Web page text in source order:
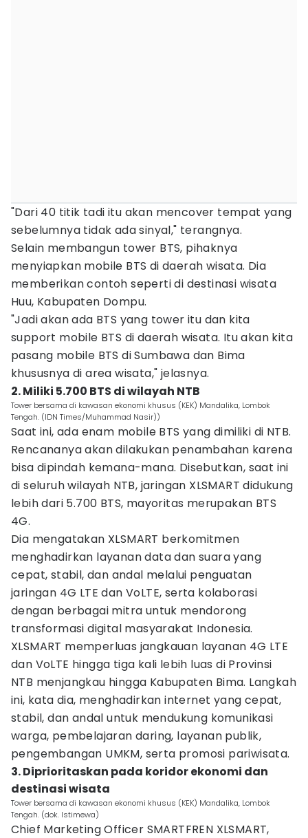
"Dari 40 titik tadi itu akan mencover tempat yang
sebelumnya tidak ada sinyal," terangnya.
Selain membangun tower BTS, pihaknya
menyiapkan mobile BTS di daerah wisata. Dia
memberikan contoh seperti di destinasi wisata
Huu, Kabupaten Dompu.
"Jadi akan ada BTS yang tower itu dan kita
support mobile BTS di daerah wisata. Itu akan kita
pasang mobile BTS di Sumbawa dan Bima
khususnya di area wisata," jelasnya.
2. Miliki 5.700 BTS di wilayah NTB
Tower bersama di kawasan ekonomi khusus (KEK) Mandalika, Lombok
Tengah. (IDN Times/Muhammad Nasir))
Saat ini, ada enam mobile BTS yang dimiliki di NTB.
Rencananya akan dilakukan penambahan karena
bisa dipindah kemana-mana. Disebutkan, saat ini
di seluruh wilayah NTB, jaringan XLSMART didukung
lebih dari 5.700 BTS, mayoritas merupakan BTS
4G.
Dia mengatakan XLSMART berkomitmen
menghadirkan layanan data dan suara yang
cepat, stabil, dan andal melalui penguatan
jaringan 4G LTE dan VoLTE, serta kolaborasi
dengan berbagai mitra untuk mendorong
transformasi digital masyarakat Indonesia.
XLSMART memperluas jangkauan layanan 4G LTE
dan VoLTE hingga tiga kali lebih luas di Provinsi
NTB menjangkau hingga Kabupaten Bima. Langkah
ini, kata dia, menghadirkan internet yang cepat,
stabil, dan andal untuk mendukung komunikasi
warga, pembelajaran daring, layanan publik,
pengembangan UMKM, serta promosi pariwisata.
3. Diprioritaskan pada koridor ekonomi dan
destinasi wisata
Tower bersama di kawasan ekonomi khusus (KEK) Mandalika, Lombok
Tengah. (dok. Istimewa)
Chief Marketing Officer SMARTFREN XLSMART,